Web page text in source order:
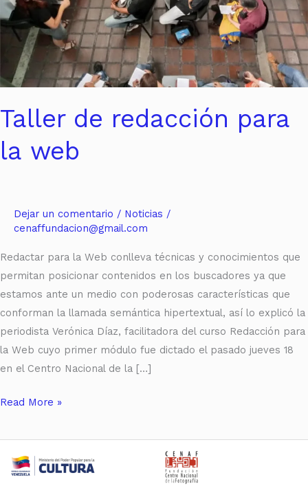
Taller de redacción para
la web
Dejar un comentario / Noticias /
cenaffundacion@gmail.com
Redactar para la Web conlleva técnicas y conocimientos que
permitan posicionar contenidos en los buscadores ya que
estamos ante un medio con poderosas características que
conforman la llamada semántica hipertextual, así lo explicó la
periodista Verónica Díaz, facilitadora del curso Redacción para
la Web cuyo primer módulo fue dictado el pasado jueves 18
en el Centro Nacional de la […]
Read More »